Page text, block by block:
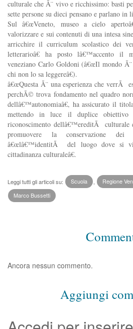
culturale che Ã¨ vivo e ricchissimo: basti
sette persone su dieci pensano e parlano in
Sul â€œVeneto, museo a cielo
valorizzare e sui contenuti di una intesa
arricchire il curriculum scolastico dei
letterarioâ€ ha posto lâ€™accento il
veneziano Carlo Goldoni (â€œIl mondo
chi non lo sa leggereâ€).
â€œQuesta Ã¨ una esperienza che verrÃ
perchÃ© trova fondamento nel quadro
dellâ€™autonomiaâ€, ha assicurato il
mettendo in luce il duplice
riconoscimento dellâ€™ereditÃ
promuovere la conservazione
â€œlâ€™identitÃ del luogo dove si
cittadinanza culturaleâ€.
Leggi tutti gli articoli su: Scuola Regione
Marco Bussetti
Ancora nessun commento.
Aggiungi